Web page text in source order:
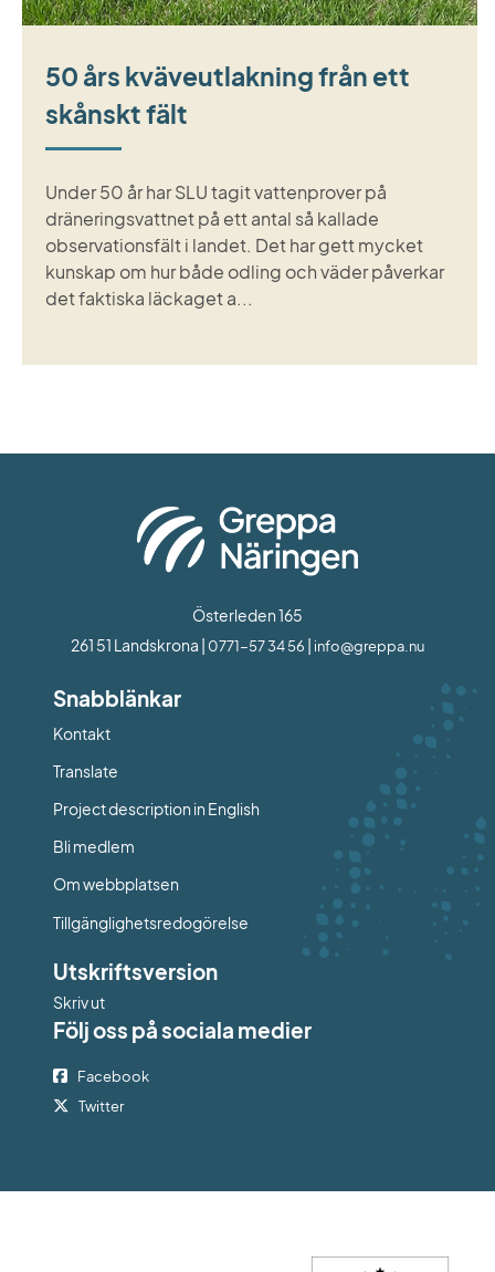
50 års kväveutlakning från ett
skånskt fält
Under 50 år har SLU tagit vattenprover på
dräneringsvattnet på ett antal så kallade
observationsfält i landet. Det har gett mycket
kunskap om hur både odling och väder påverkar
det faktiska läckaget a...
Österleden 165
261 51 Landskrona | 0771-57 34 56 | info@greppa.nu
Snabblänkar
Kontakt
Translate
Project description in English
Bli medlem
Om webbplatsen
Tillgänglighetsredogörelse
Utskriftsversion
Skriv ut
Följ oss på sociala medier
Facebook
Twitter